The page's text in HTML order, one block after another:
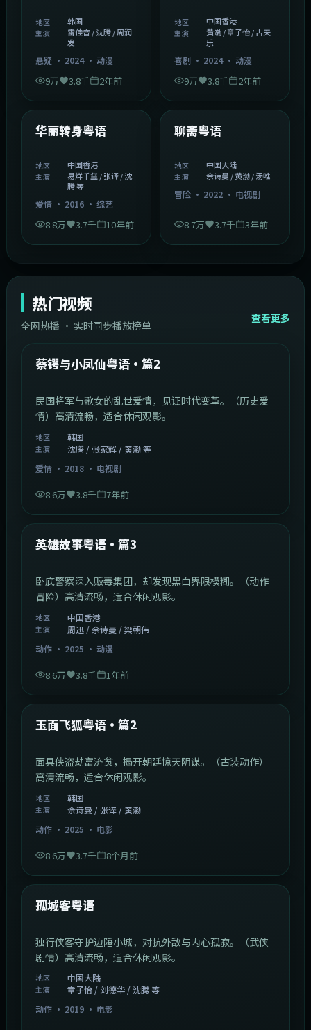
地区 韩国
主演
雷佳音 / 沈腾 / 周润
发
悬疑· 2024· 动漫
9万 3.8千 2年前
地区 中国香港
主演
黄渤 / 章子怡 / 古天
乐
喜剧· 2024· 动漫
9万 3.8千 2年前
精选
华丽转身粤语
地区 中国香港
主演
易烊千玺 / 张译 / 沈
腾 等
爱情· 2016· 综艺
8.8万 3.7千 10年前
精选
聊斋粤语
地区 中国大陆
主演 佘诗曼 / 黄渤 / 汤唯
冒险· 2022· 电视剧
8.7万 3.7千 3年前
热门视频
全网热播 · 实时同步播放榜单
查看更多
热门
韩国 44:14
蔡锷与小凤仙粤语·篇2
民国将军与歌女的乱世爱情，见证时代变革。（历史爱
情）高清流畅，适合休闲观影。
地区 韩国
主演
沈腾 / 张家辉 / 黄渤 等
爱情· 2018· 电视剧
8.6万 3.8千 7年前
热门
英雄故事粤语·篇3
卧底警察深入贩毒集团，却发现黑白界限模糊。（动作
冒险）高清流畅，适合休闲观影。
地区 中国香港
主演
周迅 / 佘诗曼 / 梁朝伟
动作· 2025 · 动漫
8.6万 3.8千 1年前
热门
玉面飞狐粤语·篇2
面具侠盗劫富济贫，揭开朝廷惊天阴谋。（古装动作）
高清流畅，适合休闲观影。
地区 韩国
主演
佘诗曼 / 张译 / 黄渤
动作· 2025 · 电影
8.6万 3.7千 8个月前
热门
孤城客粤语
独行侠客守护边陲小城，对抗外敌与内心孤寂。（武侠
剧情）高清流畅，适合休闲观影。
地区 中国大陆
主演
章子怡 / 刘德华 / 沈腾 等
动作· 2019· 电影